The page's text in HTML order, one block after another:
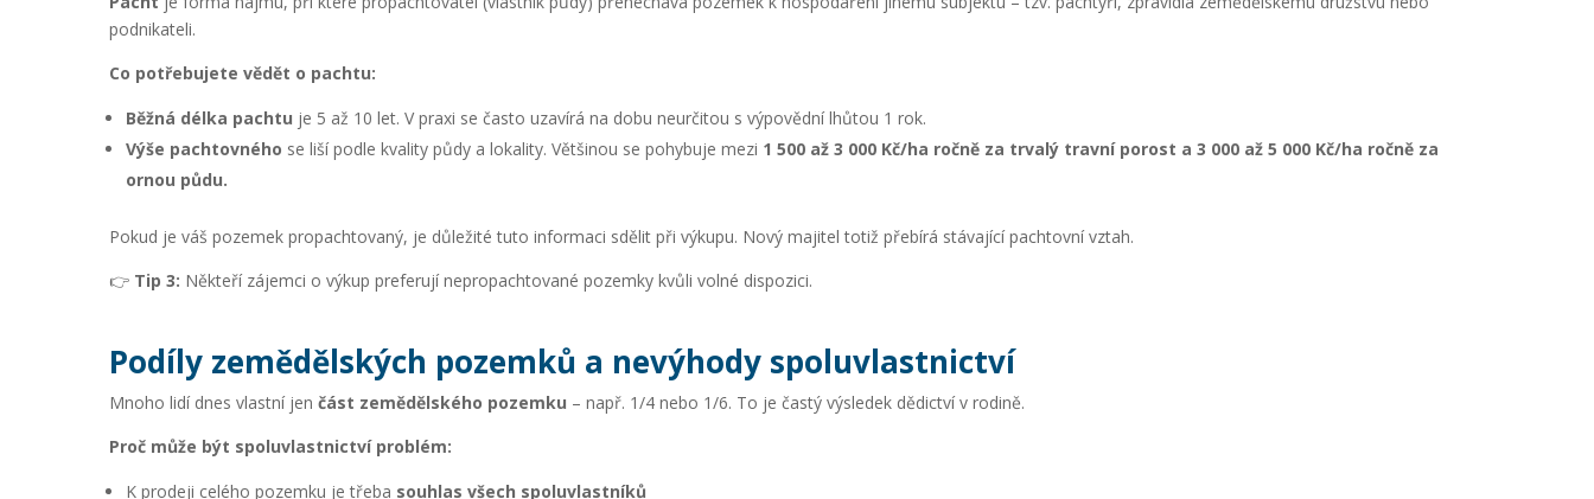
podnikateli.
Co potřebujete vědět o pachtu:
Běžná délka pachtu je 5 až 10 let. V praxi se často uzavírá na dobu neurčitou s výpovědní lhůtou 1 rok.
Výše pachtovného se liší podle kvality půdy a lokality. Většinou se pohybuje mezi 1 500 až 3 000 Kč/ha ročně za trvalý travní porost a 3 000 až 5 000 Kč/ha ročně za
ornou půdu.
Pokud je váš pozemek propachtovaný, je důležité tuto informaci sdělit při výkupu. Nový majitel totiž přebírá stávající pachtovní vztah.
👉 Tip 3: Někteří zájemci o výkup preferují nepropachtované pozemky kvůli volné dispozici.
Podíly zemědělských pozemků a nevýhody spoluvlastnictví
Mnoho lidí dnes vlastní jen část zemědělského pozemku – např. 1/4 nebo 1/6. To je častý výsledek dědictví v rodině.
Proč může být spoluvlastnictví problém:
K prodeji celého pozemku je třeba souhlas všech spoluvlastníků